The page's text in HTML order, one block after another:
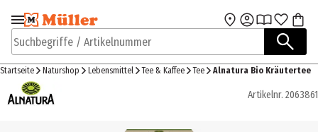
Zur Navigation
springen
Zum Hauptinhalt
Suchbegriffe / Artikelnummer
Startseite Naturshop Lebensmittel Tee & Kaffee Tee Alnatura Bio Kräutertee
Artikelnr. 2063861